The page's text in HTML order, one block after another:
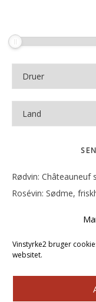
Vinstyrke2 bruger
websitet.
Rødvin: Châteauneuf
Rosévin: Sødme,
Rosévin:
Rosévin: Sødmen